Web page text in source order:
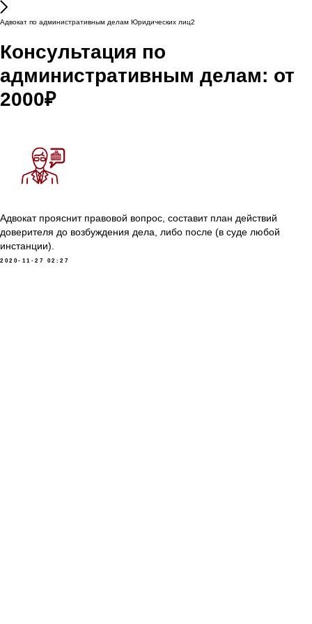
Адвокат по административным делам Юридических лиц2
Консультация по
административным делам: от
2000₽
Адвокат прояснит правовой вопрос, составит план действий
доверителя до возбуждения дела, либо после (в суде любой
инстанции).
2020-11-27 02:27